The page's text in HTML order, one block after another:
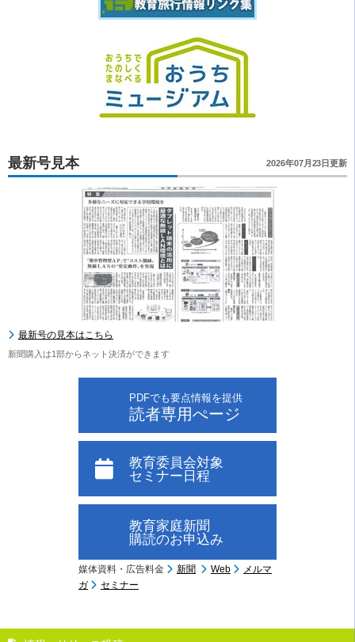
最新号見本 2026年07月23日更新
最新号の見本はこちら
新聞購入は1部からネット決済ができます
PDFでも要点情報を提供
読者専用ぺージ
教育委員会対象
セミナー日程
教育家庭新聞
購読のお申込み
媒体資料・広告料金 新聞 Web
メルマ
ガ
セミナー